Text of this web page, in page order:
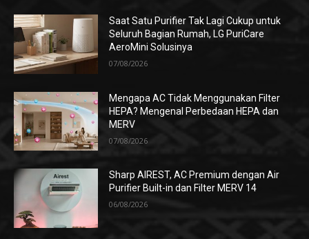
Saat Satu Purifier Tak Lagi Cukup untuk
Seluruh Bagian Rumah, LG PuriCare
AeroMini Solusinya
07/08/2026
Mengapa AC Tidak Menggunakan Filter
HEPA? Mengenal Perbedaan HEPA dan
MERV
07/08/2026
Sharp AIREST, AC Premium dengan Air
Purifier Built-in dan Filter MERV 14
06/08/2026